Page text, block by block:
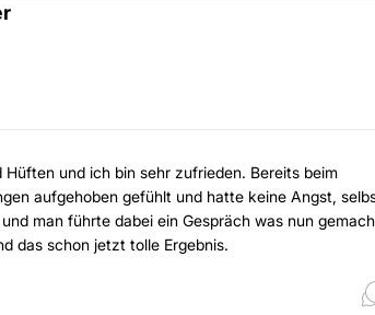
und ich bin sehr zufrieden. Bereits beim
aufgehoben gefühlt und hatte keine Angst,
man führte dabei ein Gespräch was nun
das schon jetzt tolle Ergebnis.